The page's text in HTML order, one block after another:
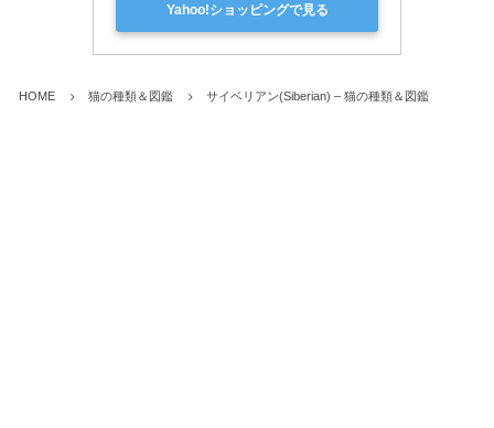
Yahoo!ショッピングで見る
HOME 猫の種類＆図鑑 サイベリアン(Siberian) – 猫の種類＆図鑑